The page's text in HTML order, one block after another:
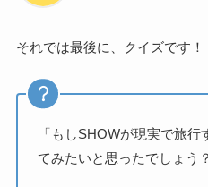
それでは最後に、クイズです！
「もしSHOWが現実で旅
てみたいと思ったでしょう